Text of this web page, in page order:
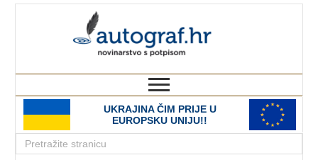
UKRAJINA ČIM PRIJE U
EUROPSKU UNIJU!!